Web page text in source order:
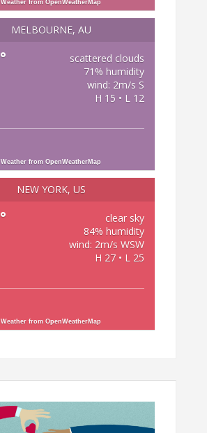
Weather from OpenWeatherMap
MELBOURNE, AU
°
scattered clouds
71% humidity
wind: 2m/s S
H 15 • L 12
Weather from OpenWeatherMap
NEW YORK, US
°
clear sky
84% humidity
wind: 2m/s WSW
H 27 • L 25
Weather from OpenWeatherMap